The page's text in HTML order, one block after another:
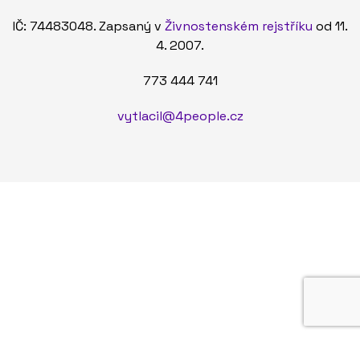
IČ: 74483048. Zapsaný v Živnostenském rejstříku od 11.
4. 2007.
773 444 741
vytlacil@4people.cz